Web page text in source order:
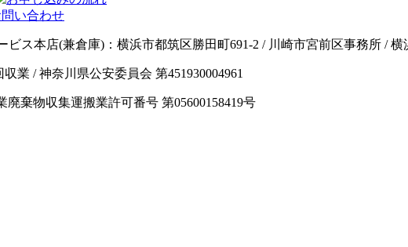
ス本店(兼倉庫)：横浜市都筑区勝田町691-2 / 川崎市宮前区事務所 /
業 / 神奈川県公安委員会 第451930004961
棄物収集運搬業許可番号 第05600158419号